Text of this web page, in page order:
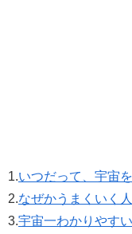
1.いつだって、宇宙
2.なぜかうまくいく
3.宇宙一わかりやす